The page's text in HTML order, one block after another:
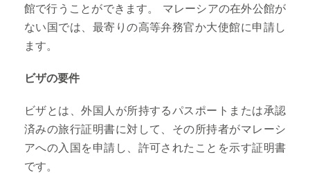
館で行うことができます。 マレーシアの在外公館が
ない国では、最寄りの高等弁務官か大使館に申請し
ます。
ビザの要件
ビザとは、外国人が所持するパスポートまたは承認
済みの旅行証明書に対して、その所持者がマレーシ
アへの入国を申請し、許可されたことを示す証明書
です。